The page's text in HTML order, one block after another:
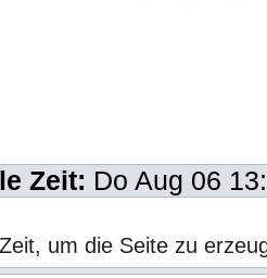
Zeit: Do Aug 06
um die Seite zu